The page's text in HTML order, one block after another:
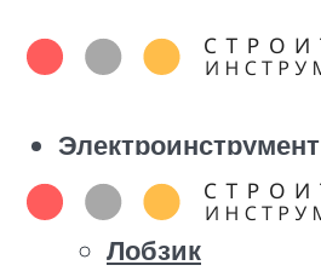
Электроинструмент
Болгарка
Дрель
Лобзик